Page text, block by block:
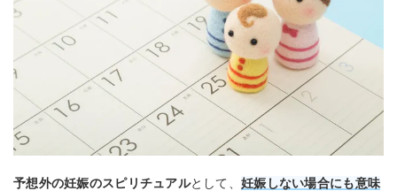
予想外の妊娠のスピリチュアルとして、妊娠しない場合にも意味